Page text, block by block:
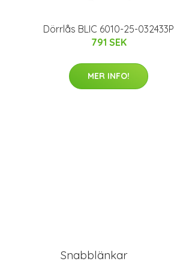
Dörrlås BLIC 6010-25-032433P
791 SEK
MER INFO!
Snabblänkar